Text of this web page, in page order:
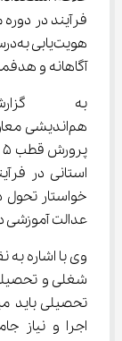
آگاهانه و
به
هم‌اندیشی
خواستار
عدالت
وی با اشاره
تحصیلی باید
اجرا و نیاز